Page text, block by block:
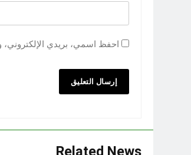
احفظ اسمي، بريدي الإلكتروني،
Related News